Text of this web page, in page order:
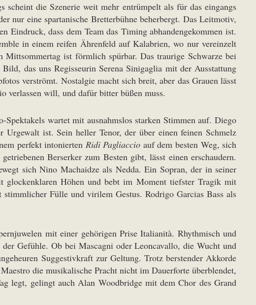
die Szenerie weit mehr entrümpelt als für das eingangs
nur eine spartanische Bretterbühne beherbergt. Das Leitmotiv,
Eindruck, dass dem Team das Timing abhandengekommen ist.
in einem reifen Ährenfeld auf Kalabrien, wo nur vereinzelt
ist förmlich spürbar. Das traurige Schwarze bei
das uns Regisseurin Serena Sinigaglia mit der Ausstattung
verströmt. Nostalgie macht sich breit, aber das Grauen lässt
verlassen will, und dafür bitter büßen muss.
Spektakels wartet mit ausnahmslos starken Stimmen auf. Diego
ist. Sein heller Tenor, der über einen feinen Schmelz
perfekt intonierten Ridi Pagliaccio auf dem besten Weg, sich
Berserker zum Besten gibt, lässt einen erschaudern.
sich Nino Machaidze als Nedda. Ein Sopran, der in seiner
glockenklaren Höhen und bebt im Moment tiefster Tragik mit
Fülle und virilem Gestus. Rodrigo Garcias Bass als
mit einer gehörigen Prise Italianità. Rhythmisch und
Gefühle. Ob bei Mascagni oder Leoncavallo, die Wucht und
Suggestivkraft zur Geltung. Trotz berstender Akkorde
die musikalische Pracht nicht im Dauerforte überblendet,
legt, gelingt auch Alan Woodbridge mit dem Chor des Grand